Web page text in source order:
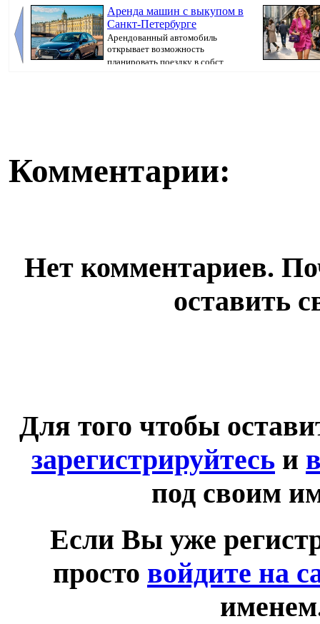
Аренда машин с выкупом в
Санкт-Петербурге
Арендованный автомобиль
открывает возможность
планировать поездку в собст...
Комментарии:
Нет комментариев.
оставить
Для того чтобы
зарегистрируйтесь и
под своим
Если Вы уже
просто войдите на